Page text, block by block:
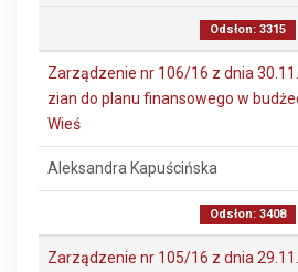
Odsłon: 3315
Zarządzenie nr 106/16 z dnia
zian do planu finansowego w
Wieś
Aleksandra Kapuścińska
Odsłon: 3408
Zarządzenie nr 105/16 z dnia